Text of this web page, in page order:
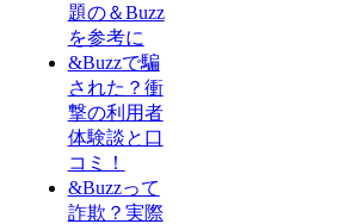
題の＆Buzz
を参考に
&Buzzで騙
された？衝
撃の利用者
体験談と口
コミ！
&Buzzって
詐欺？実際